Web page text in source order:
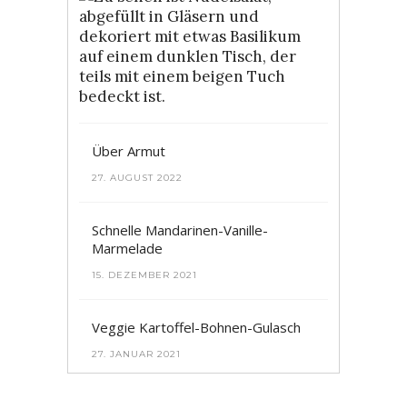
Über Armut
27. AUGUST 2022
Schnelle Mandarinen-Vanille-
Marmelade
15. DEZEMBER 2021
Veggie Kartoffel-Bohnen-Gulasch
27. JANUAR 2021